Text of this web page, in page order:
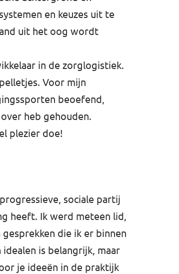
en keuzes uit te
uit het oog wordt
in de zorglogistiek.
Voor mijn
beoefend,
heb gehouden.
plezier doe!
sociale partij
heeft. Ik werd meteen lid,
die ik er binnen
is belangrijk, maar
je ideeën in de praktijk